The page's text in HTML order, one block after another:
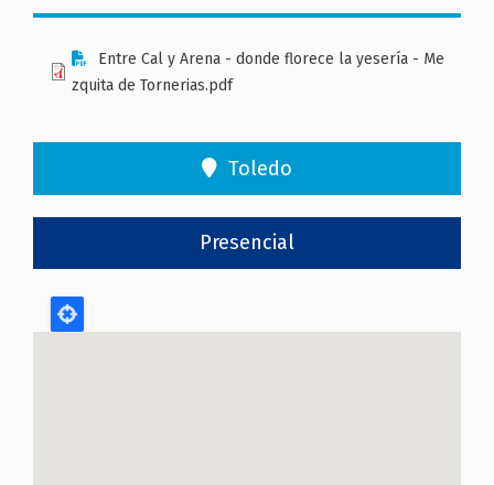
Entre Cal y Arena - donde florece la yesería - Me
zquita de Tornerias.pdf
Toledo
Presencial